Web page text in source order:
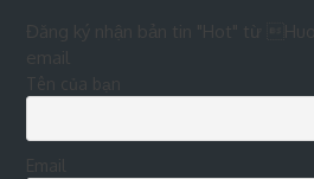
Đăng ký nhận bản tin "Hot" từ
Tên của bạn